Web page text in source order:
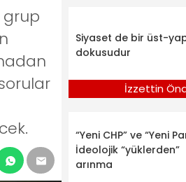
grup
Siyaset de bir üst-
dokusudur
İzzettin
“Yeni CHP” ve “Yeni
İdeolojik “yüklerden”
arınma